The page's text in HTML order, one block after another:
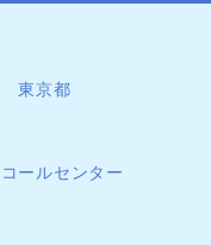
東京都
コールセンター